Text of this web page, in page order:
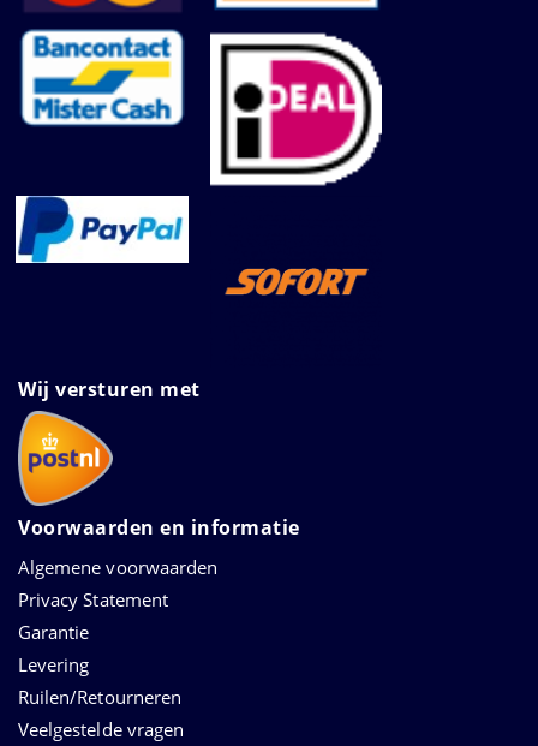
Wij versturen met
Voorwaarden en informatie
Algemene voorwaarden
Privacy Statement
Garantie
Levering
Ruilen/Retourneren
Veelgestelde vragen